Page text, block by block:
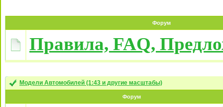
Форум
Правила, FAQ,
Модели Автомобилей (1:43 и другие масштабы)
Форум